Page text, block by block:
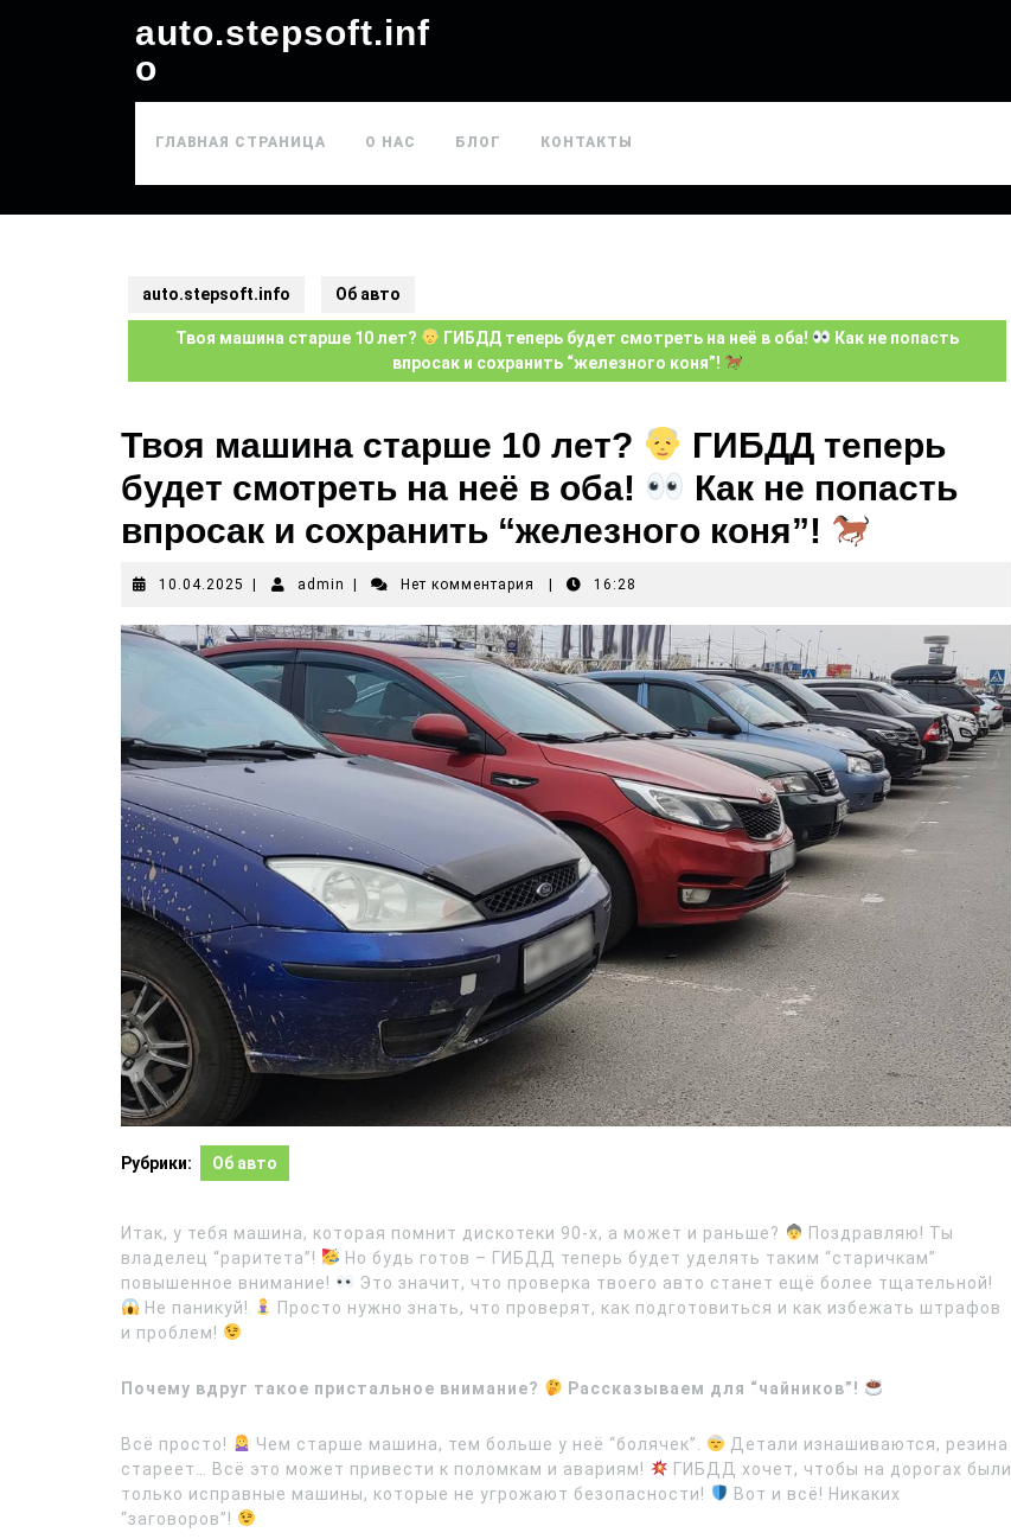
auto.stepsoft.inf
o
ГЛАВНАЯ СТРАНИЦА О НАС БЛОГ КОНТАКТЫ
auto.stepsoft.info Об авто
Твоя машина старше 10 лет? ГИБДД теперь будет смотреть на неё в оба!
Как не попасть
впросак и сохранить “железного коня”!
Твоя машина старше 10 лет?
ГИБДД теперь
будет смотреть на неё в оба!
Как не попасть
впросак и сохранить “железного коня”!
10.04.2025 admin Нет комментария 16:28
Рубрики: Об авто
Итак, у тебя машина, которая помнит дискотеки 90-х, а может и раньше?
Поздравляю! Ты
владелец “раритета”!
Но будь готов – ГИБДД теперь будет уделять таким “старичкам”
повышенное внимание!
Это значит, что проверка твоего авто станет ещё более тщательной!
Не паникуй!
Просто нужно знать, что проверят, как подготовиться и как избежать штрафов
и проблем!
Почему вдруг такое пристальное внимание? Рассказываем для “чайников”!
Всё просто! Чем старше машина, тем больше у неё “болячек”.
Детали изнашиваются, резина
стареет… Всё это может привести к поломкам и авариям!
ГИБДД хочет, чтобы на дорогах были
только исправные машины, которые не угрожают безопасности!
Вот и всё! Никаких
“заговоров”!